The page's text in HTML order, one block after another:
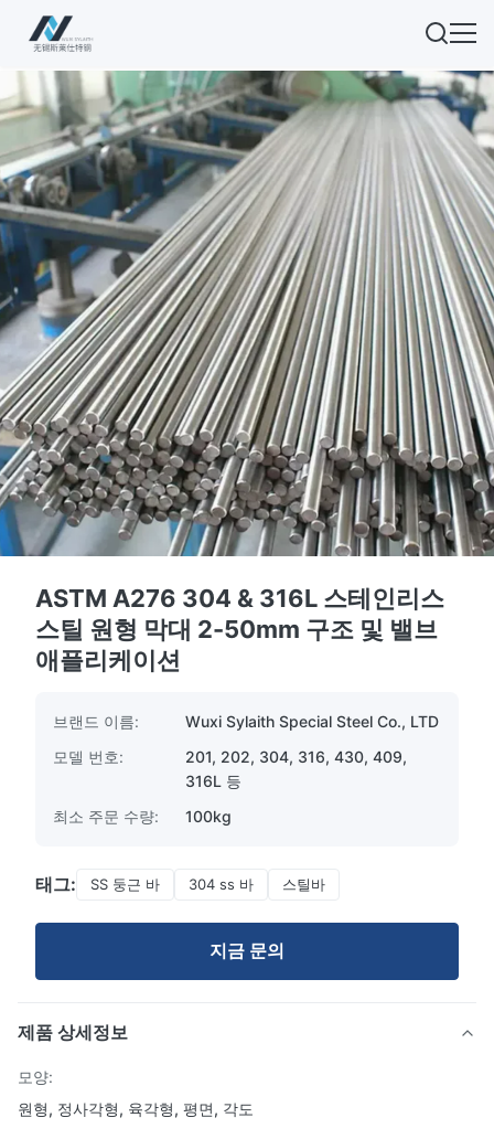
ASTM A276 304 & 316L 스테인리스
스틸 원형 막대 2-50mm 구조 및 밸브
애플리케이션
브랜드 이름:
Wuxi Sylaith Special Steel Co., LTD
모델 번호:
201, 202, 304, 316, 430, 409,
316L 등
최소 주문 수량:
100kg
태그: SS 둥근 바 304 ss 바 스틸바
지금 문의
제품 상세정보
모양:
원형, 정사각형, 육각형, 평면, 각도